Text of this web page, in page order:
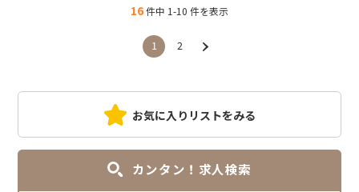
16件中 1-10 件を表示
1 2
お気に入りリストをみる
カンタン！求人検索